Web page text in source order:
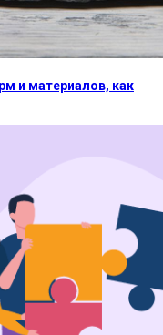
и материалов, как